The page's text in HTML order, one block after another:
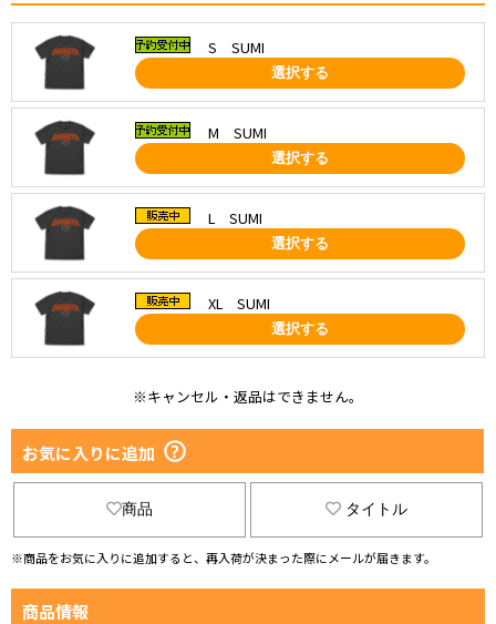
S SUMI
選択する
M SUMI
選択する
L SUMI
選択する
XL SUMI
選択する
※キャンセル・返品はできません。
お気に入りに追加
商品 タイトル
※商品をお気に入りに追加すると、再入荷が決まった際にメールが届きます。
商品情報